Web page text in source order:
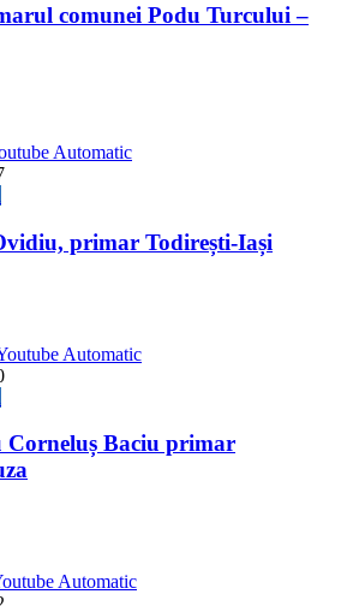
comunei Podu Turcului –
primar Todirești-Iași
Baciu primar